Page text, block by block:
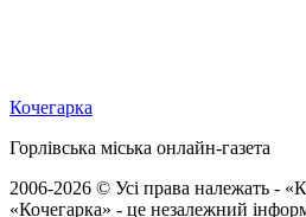
Кочегарка
Горлівська міська онлайн-газета
2006-2026 © Усі права належать -
«Кочегарка» - це незалежний